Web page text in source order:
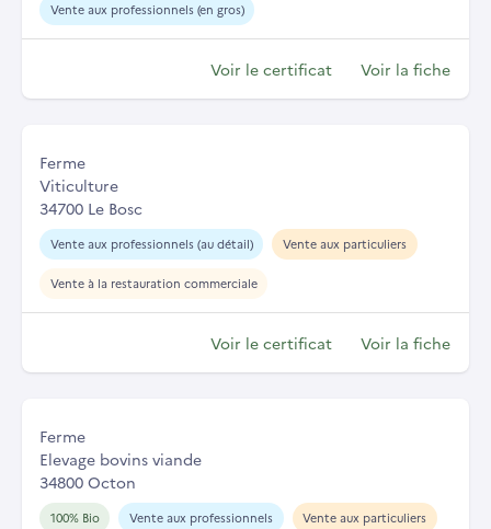
Vente aux professionnels (en gros)
Voir le certificat Voir la fiche
Ferme
Viticulture
34700 Le Bosc
Vente aux professionnels (au détail) Vente aux particuliers
Vente à la restauration commerciale
Voir le certificat Voir la fiche
Ferme
Elevage bovins viande
34800 Octon
100% Bio Vente aux professionnels Vente aux particuliers